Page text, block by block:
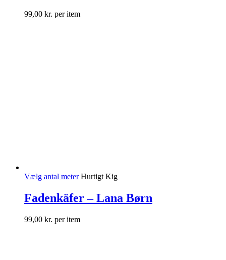
99,00 kr. per item
Vælg antal meter Hurtigt Kig
Fadenkäfer – Lana Børn
99,00 kr. per item